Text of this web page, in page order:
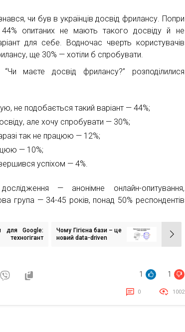
чи був в українців досвід фрилансу. Попри
44% опитаних не мають такого досвіду й не
для себе. Водночас чверть користувачів
ще 30% — хотіли б спробувати.
“Чи маєте досвід фрилансу?” розподілилися
не подобається такий варіант — 44%;
але хочу спробувати — 30%;
так не працюю — 12%;
— 10%;
успіхом — 4%.
— анонімне онлайн-опитування,
група — 34-45 років, понад 50% респондентів
для Google:
Чому Гігієна бази – це
новий data-driven
1 1
0 1002